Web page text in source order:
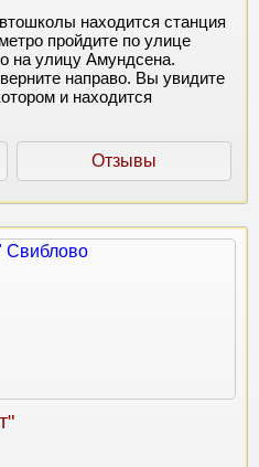
находится станция
пройдите по улице
на улицу Амундсена.
направо. Вы увидите
и находится
Отзывы